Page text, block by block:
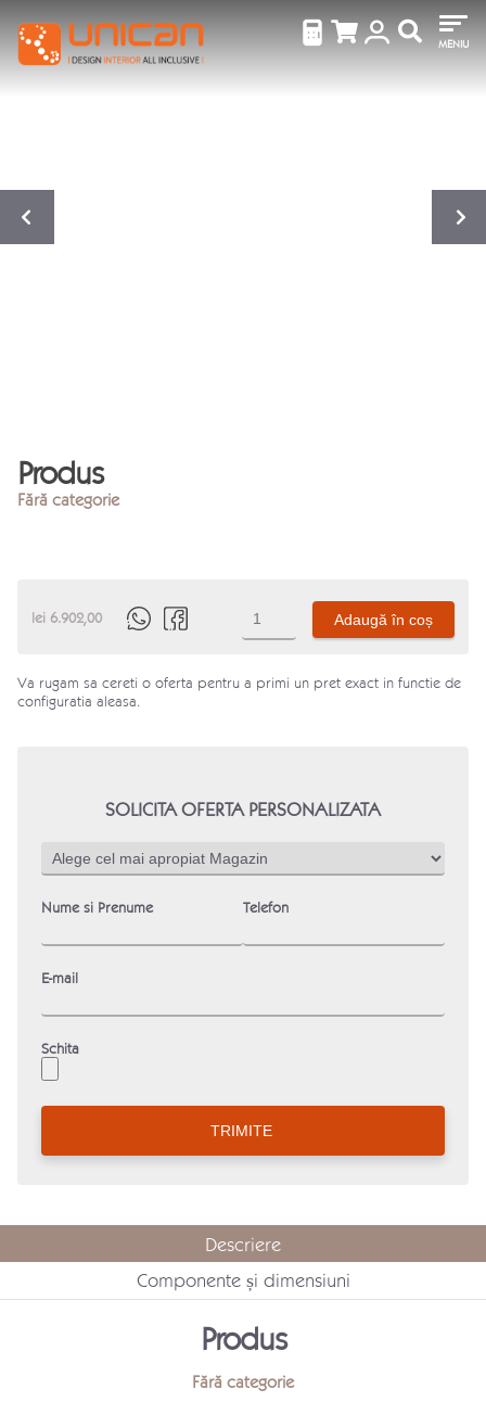
MENIU
Produs
Fără categorie
lei 6.902,00
Produs
Adaugă în coș
Va rugam sa cereti o oferta pentru a primi un pret exact in functie de
configuratia aleasa.
SOLICITA OFERTA PERSONALIZATA
Nume si Prenume Telefon
E-mail
Schita
Descriere
Componente și dimensiuni
Produs
Fără categorie